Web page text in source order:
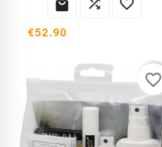
  
€52.90
favorite_border